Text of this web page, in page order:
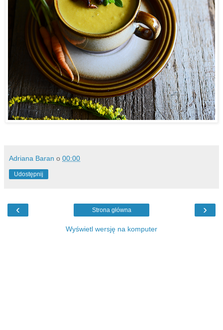
Adriana Baran o 00:00
Udostępnij
‹ ›
Strona główna
Wyświetl wersję na komputer